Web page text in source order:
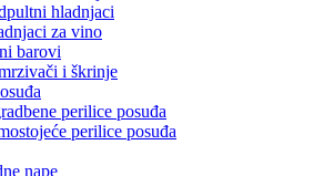
hladnjaci
za vino
barovi
i škrinje
perilice posuđa
perilice posuđa
nape